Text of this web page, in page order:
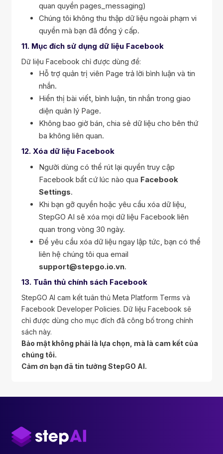
quan quyền pages_messaging)
Chúng tôi không thu thập dữ liệu ngoài phạm vi
quyền mà bạn đã đồng ý cấp.
11. Mục đích sử dụng dữ liệu Facebook
Dữ liệu Facebook chỉ được dùng để:
Hỗ trợ quản trị viên Page trả lời bình luận và tin
nhắn.
Hiển thị bài viết, bình luận, tin nhắn trong giao
diện quản lý Page.
Không bao giờ bán, chia sẻ dữ liệu cho bên thứ
ba không liên quan.
12. Xóa dữ liệu Facebook
Người dùng có thể rút lại quyền truy cập
Facebook bất cứ lúc nào qua Facebook
Settings.
Khi bạn gỡ quyền hoặc yêu cầu xóa dữ liệu,
StepGO AI sẽ xóa mọi dữ liệu Facebook liên
quan trong vòng 30 ngày.
Để yêu cầu xóa dữ liệu ngay lập tức, bạn có thể
liên hệ chúng tôi qua email
support@stepgo.io.vn.
13. Tuân thủ chính sách Facebook
StepGO AI cam kết tuân thủ Meta Platform Terms và
Facebook Developer Policies. Dữ liệu Facebook sẽ
chỉ được dùng cho mục đích đã công bố trong chính
sách này.
Bảo mật không phải là lựa chọn, mà là cam kết của
chúng tôi.
Cảm ơn bạn đã tin tưởng StepGO AI.